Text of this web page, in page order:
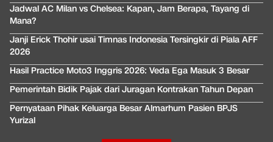
Jadwal AC Milan vs Chelsea: Kapan, Jam Berapa, Tayang di
Mana?
Janji Erick Thohir usai Timnas Indonesia Tersingkir di Piala AFF
2026
Hasil Practice Moto3 Inggris 2026: Veda Ega Masuk 3 Besar
Pemerintah Bidik Pajak dari Juragan Kontrakan Tahun Depan
Pernyataan Pihak Keluarga Besar Almarhum Pasien BPJS
Yurizal